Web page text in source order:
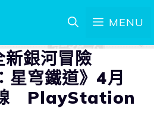
MENU
新銀河冒險
星穹鐵道》4月
PlayStation